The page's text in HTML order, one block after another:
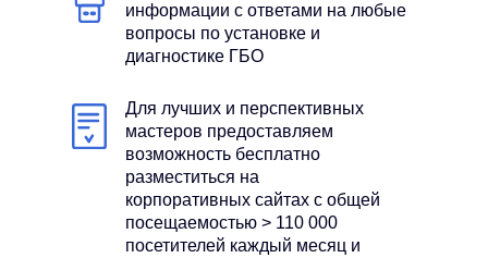
информации с ответами на любые
вопросы по установке и
диагностике ГБО
Для лучших и перспективных
мастеров предоставляем
возможность бесплатно
разместиться на
корпоративных сайтах с общей
посещаемостью > 110 000
посетителей каждый месяц и